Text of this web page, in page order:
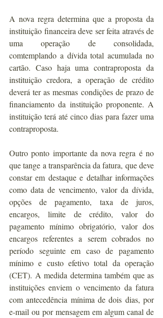
A nova regra determina que a proposta da
instituição financeira deve ser feita através de
uma operação de consolidada,
comtemplando a dívida total acumulada no
cartão. Caso haja uma contraproposta da
instituição credora, a operação de crédito
deverá ter as mesmas condições de prazo de
financiamento da instituição proponente. A
instituição terá até cinco dias para fazer uma
contraproposta.
Outro ponto importante da nova regra é no
que tange a transparência da fatura, que deve
constar em destaque e detalhar informações
como data de vencimento, valor da dívida,
opções de pagamento, taxa de juros,
encargos, limite de crédito, valor do
pagamento mínimo obrigatório, valor dos
encargos referentes a serem cobrados no
período seguinte em caso de pagamento
mínimo e custo efetivo total da operação
(CET). A medida determina também que as
instituições enviem o vencimento da fatura
com antecedência mínima de dois dias, por
e-mail ou por mensagem em algum canal de